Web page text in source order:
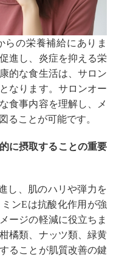
らの栄養補給にありま
進し、炎症を抑える栄
的な食生活は、サロン
なります。サロンオー
食事内容を理解し、メ
ることが可能です。
に摂取することの重要
し、肌のハリや弾力を
ンEは抗酸化作用が強
ージの軽減に役立ちま
橘類、ナッツ類、緑黄
ることが肌質改善の鍵